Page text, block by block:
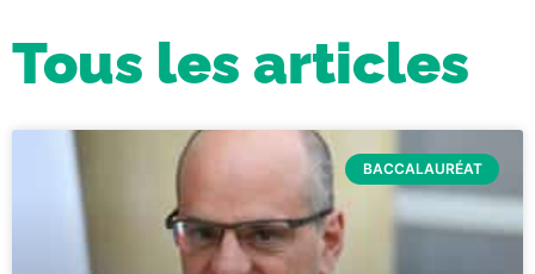
Tous les articles
BACCALAURÉAT